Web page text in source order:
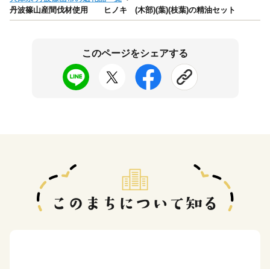
丹波篠山産間伐材使用 ヒノキ (木部)(葉)(枝葉)の精油セット
このページをシェアする